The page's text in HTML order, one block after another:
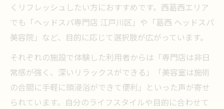
くリフレッシュしたい方におすすめです。西葛西エリア
でも「ヘッドスパ専門店 江戸川区」や「葛西 ヘッドスパ
美容院」など、目的に応じて選択肢が広がっています。
それぞれの施設で体験した利用者からは「専門店は非日
常感が強く、深いリラックスができる」「美容室は施術
の合間に手軽に頭浸浴ができて便利」といった声が寄せ
られています。自分のライフスタイルや目的に合わせて